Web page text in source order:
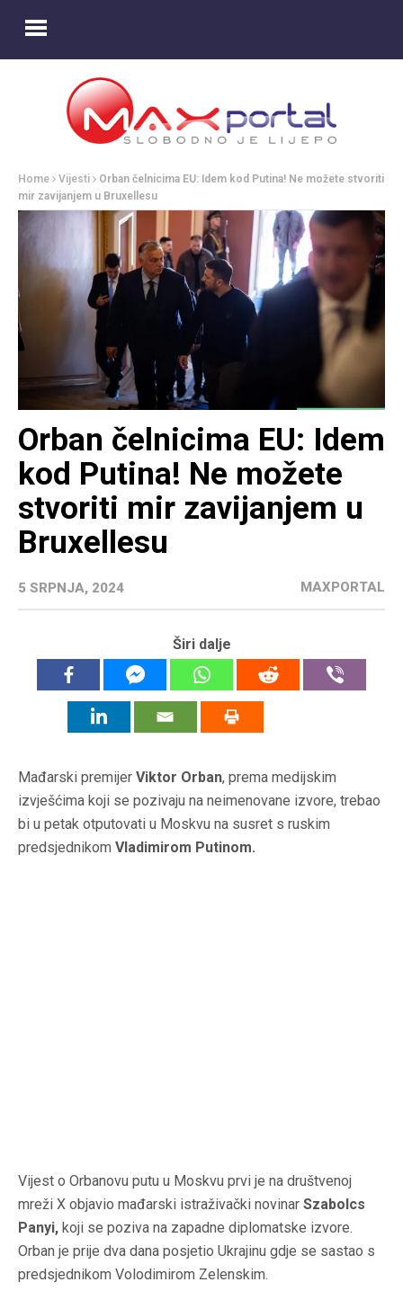
Home Vijesti
Orban čelnicima EU: Idem kod Putina! Ne možete stvoriti
mir zavijanjem u Bruxellesu
Orban čelnicima EU: Idem
kod Putina! Ne možete
stvoriti mir zavijanjem u
Bruxellesu
5 SRPNJA, 2024 MAXPORTAL
Širi dalje
Mađarski premijer Viktor Orban, prema medijskim
izvješćima koji se pozivaju na neimenovane izvore, trebao
bi u petak otputovati u Moskvu na susret s ruskim
predsjednikom Vladimirom Putinom.
Vijest o Orbanovu putu u Moskvu prvi je na društvenoj
mreži X objavio mađarski istraživački novinar Szabolcs
Panyi, koji se poziva na zapadne diplomatske izvore.
Orban je prije dva dana posjetio Ukrajinu gdje se sastao s
predsjednikom Volodimirom Zelenskim.